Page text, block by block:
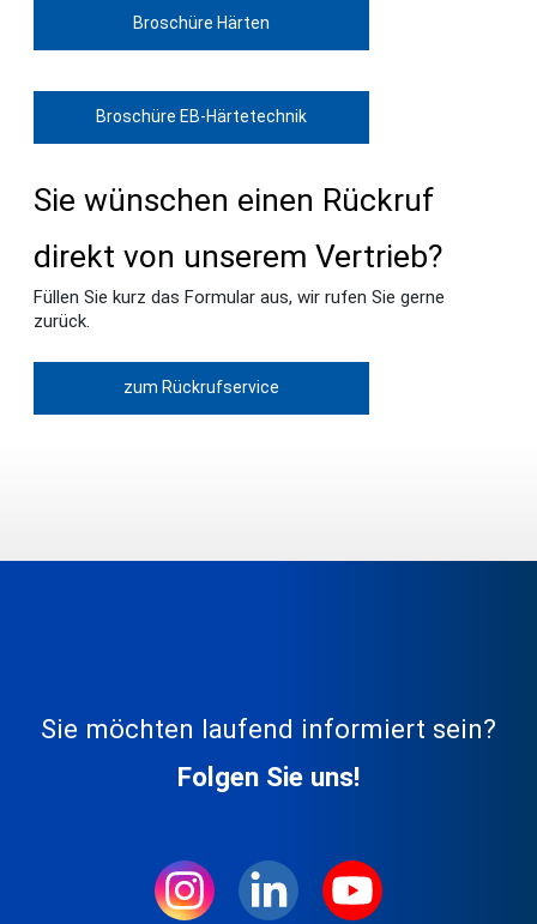
Broschüre Härten
Broschüre EB-Härtetechnik
Sie wünschen einen Rückruf
direkt von unserem Vertrieb?
Füllen Sie kurz das Formular aus, wir rufen Sie gerne
zurück.
zum Rückrufservice
Sie möchten laufend informiert sein?
Folgen Sie uns!